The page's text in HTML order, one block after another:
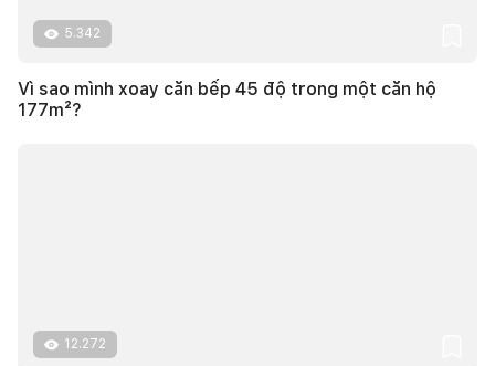
5.342
Vì sao mình xoay căn bếp 45 độ trong một căn hộ
177m²?
12.272